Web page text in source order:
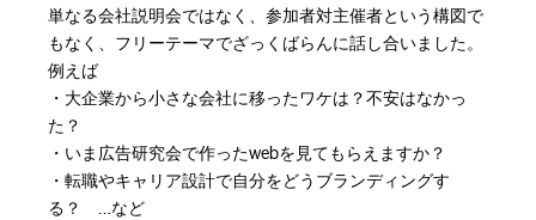
単なる会社説明会ではなく、参加者対主催者という構図で
もなく、フリーテーマでざっくばらんに話し合いました。
例えば
・大企業から小さな会社に移ったワケは？不安はなかっ
た？
・いま広告研究会で作ったwebを見てもらえますか？
・転職やキャリア設計で自分をどうブランディングす
る？ …など